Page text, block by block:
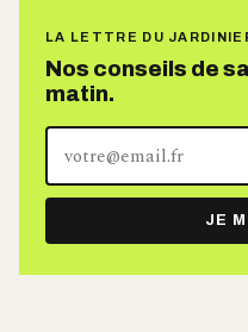
LA LETTRE DU
Nos conseils de
matin.
adresse
e-
mail
JE